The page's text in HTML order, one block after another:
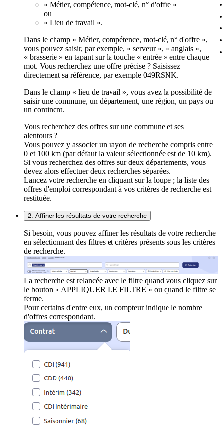
« Métier, compétence, mot-clé, n° d'offre »
ou
« Lieu de travail ».
Dans le champ « Métier, compétence, mot-clé, n° d'offre »,
vous pouvez saisir, par exemple, « serveur », « anglais »,
« brasserie » en tapant sur la touche « entrée » entre chaque
mot. Vous recherchez une offre précise ? Saisissez
directement sa référence, par exemple 049RSNK.
Dans le champ « lieu de travail », vous avez la possibilité de
saisir une commune, un département, une région, un pays ou
un continent.
Vous recherchez des offres sur une commune et ses
alentours ?
Vous pouvez y associer un rayon de recherche compris entre
0 et 100 km (par défaut la valeur sélectionnée est de 10 km).
Si vous recherchez des offres sur deux départements, vous
devez alors effectuer deux recherches séparées.
Lancez votre recherche en cliquant sur la loupe ; la liste des
offres d'emploi correspondant à vos critères de recherche est
restituée.
2. Affiner les résultats de votre recherche
Si besoin, vous pouvez affiner les résultats de votre recherche
en sélectionnant des filtres et critères présents sous les critères
de recherche.
La recherche est relancée avec le filtre quand vous cliquez sur
le bouton « APPLIQUER LE FILTRE » ou quand le filtre se
ferme.
Pour certains d'entre eux, un compteur indique le nombre
d'offres correspondant.